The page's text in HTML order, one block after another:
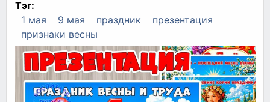
Тэг:
1 мая
9 мая праздник
презентация
признаки весны